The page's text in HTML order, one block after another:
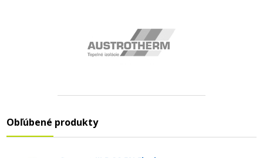
Obľúbené produkty